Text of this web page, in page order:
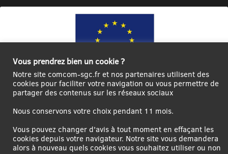
Ce site internet a été cofinancé par l’Union européenne avec le Fonds
connecter|Se
déconnecter
compte
utilisateur
du
site
légales
Vous prendrez bien un cookie ?
Notre site comcom-sgc.fr et nos partenaires utilisent des
cookies pour faciliter votre navigation ou vous permettre de
partager des contenus sur les réseaux sociaux
Nous conservons votre choix pendant 11 mois.
Vous pouvez changer d'avis à tout moment en effaçant les
cookies depuis votre navigateur. Notre site vous demandera
alors à nouveau quels cookies vous souhaitez utiliser ou non